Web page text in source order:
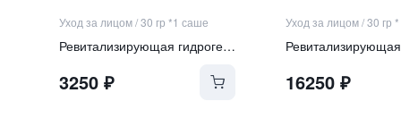
Уход за лицом/30 гр *1 саше
Ревитализирующая гидрогелевая маска с экзосомами и ПДРН
3250₽
Уход за лицом/30 гр
16250 ₽